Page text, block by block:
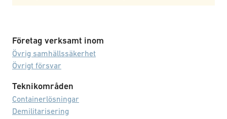
Företag verksamt inom
Övrig samhällssäkerhet
Övrigt försvar
Teknikområden
Containerlösningar
Demilitarisering